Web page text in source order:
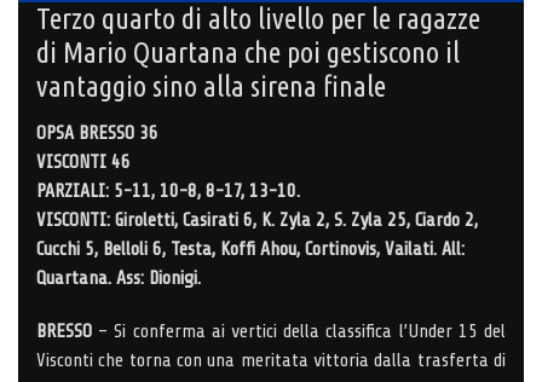
Terzo quarto di alto livello per le ragazze
di Mario Quartana che poi gestiscono il
vantaggio sino alla sirena finale
OPSA BRESSO 36
VISCONTI 46
PARZIALI: 5-11, 10-8, 8-17, 13-10.
VISCONTI: Giroletti, Casirati 6, K. Zyla 2, S. Zyla 25, Ciardo 2,
Cucchi 5, Belloli 6, Testa, Koffi Ahou, Cortinovis, Vailati. All:
Quartana. Ass: Dionigi.
BRESSO – Si conferma ai vertici della classifica l’Under 15 del
Visconti che torna con una meritata vittoria dalla trasferta di